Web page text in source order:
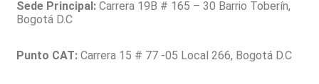
Sede Principal: Carrera 19B # 165 – 30 Barrio Toberín,
Bogotá D.C
Punto CAT: Carrera 15 # 77 -05 Local 266, Bogotá D.C